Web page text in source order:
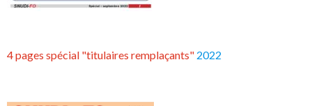
4 pages spécial "titulaires remplaçants" 2022